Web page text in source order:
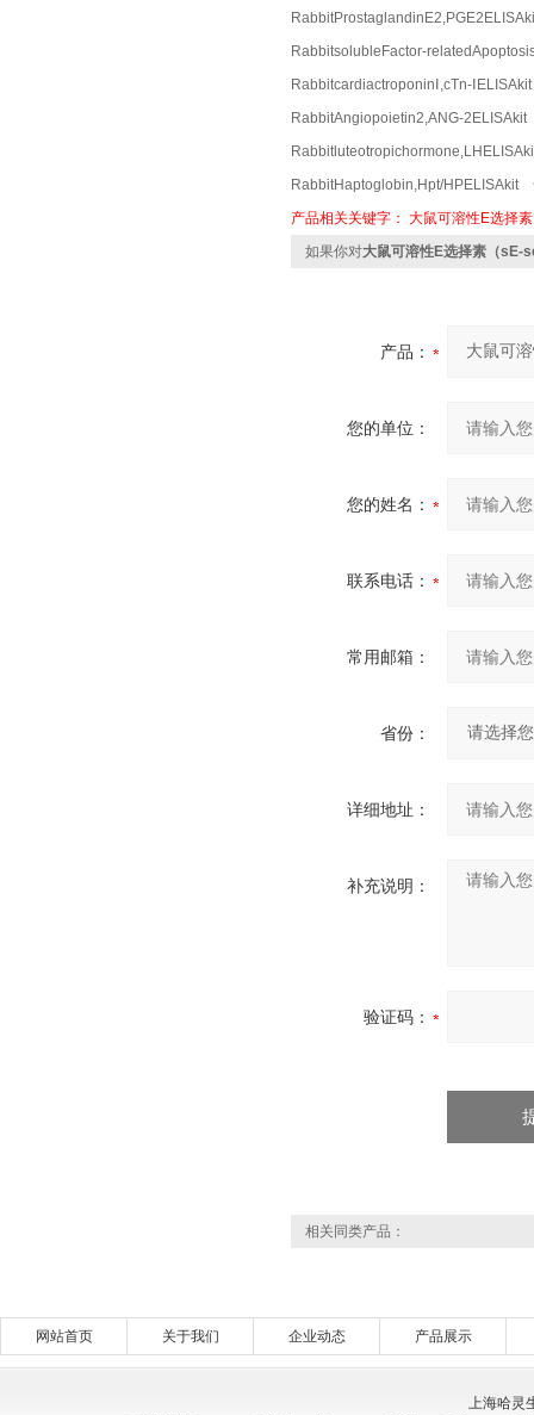
RabbitsolubleFactor-
RabbitcardiactroponinⅠ,cTn-
RabbitAngiopoietin2,ANG-
RabbitHaptoglobin,Hpt/HPELISAkit
产品相关关键字： 大鼠可溶性E选择
如果你对大鼠可溶性E选择素（sE-
产品：
您的单位：
您的姓名：
联系电话：
常用邮箱：
省份：
详细地址：
补充说明：
验证码：
相关同类产品：
网站首页 关于我们 企业动态 产品展示
上海哈灵